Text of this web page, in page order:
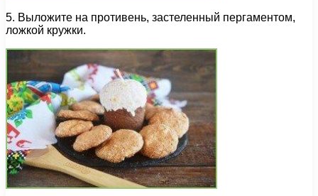
5. Выложите на противень, застеленный пергаментом,
ложкой кружки.